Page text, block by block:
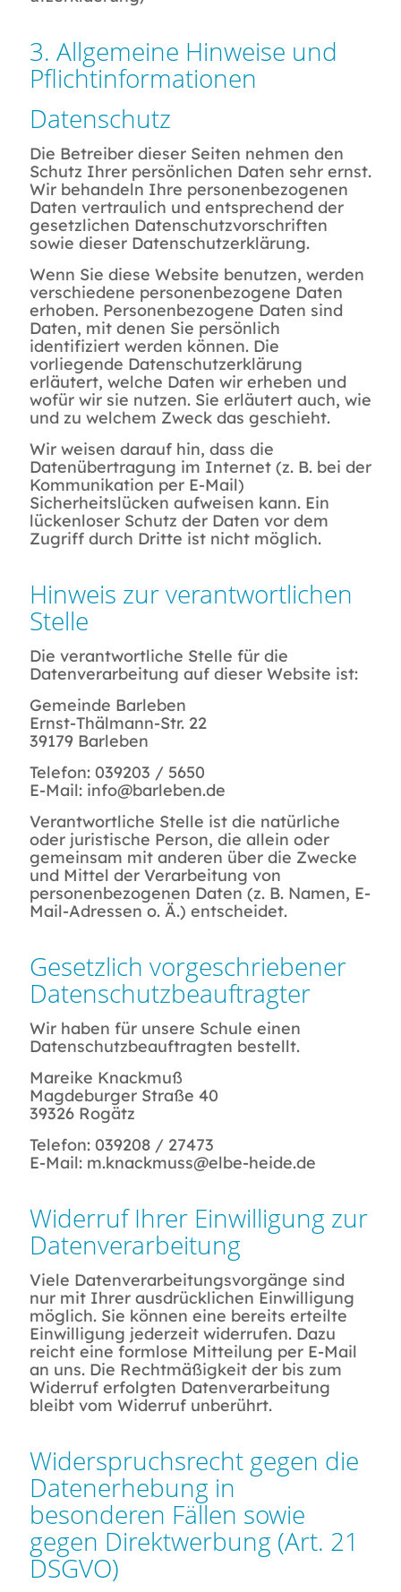
3. Allgemeine Hinweise und
Pflichtinformationen
Datenschutz
Die Betreiber dieser Seiten nehmen den
Schutz Ihrer persönlichen Daten sehr ernst.
Wir behandeln Ihre personenbezogenen
Daten vertraulich und entsprechend der
gesetzlichen Datenschutzvorschriften
sowie dieser Datenschutzerklärung.
Wenn Sie diese Website benutzen, werden
verschiedene personenbezogene Daten
erhoben. Personenbezogene Daten sind
Daten, mit denen Sie persönlich
identifiziert werden können. Die
vorliegende Datenschutzerklärung
erläutert, welche Daten wir erheben und
wofür wir sie nutzen. Sie erläutert auch, wie
und zu welchem Zweck das geschieht.
Wir weisen darauf hin, dass die
Datenübertragung im Internet (z. B. bei der
Kommunikation per E-Mail)
Sicherheitslücken aufweisen kann. Ein
lückenloser Schutz der Daten vor dem
Zugriff durch Dritte ist nicht möglich.
Hinweis zur verantwortlichen
Stelle
Die verantwortliche Stelle für die
Datenverarbeitung auf dieser Website ist:
Gemeinde Barleben
Ernst-Thälmann-Str. 22
39179 Barleben
Telefon: 039203 / 5650
E-Mail: info@barleben.de
Verantwortliche Stelle ist die natürliche
oder juristische Person, die allein oder
gemeinsam mit anderen über die Zwecke
und Mittel der Verarbeitung von
personenbezogenen Daten (z. B. Namen, E-
Mail-Adressen o. Ä.) entscheidet.
Gesetzlich vorgeschriebener
Datenschutzbeauftragter
Wir haben für unsere Schule einen
Datenschutzbeauftragten bestellt.
Mareike Knackmuß
Magdeburger Straße 40
39326 Rogätz
Telefon: 039208 / 27473
E-Mail: m.knackmuss@elbe-heide.de
Widerruf Ihrer Einwilligung zur
Datenverarbeitung
Viele Datenverarbeitungsvorgänge sind
nur mit Ihrer ausdrücklichen Einwilligung
möglich. Sie können eine bereits erteilte
Einwilligung jederzeit widerrufen. Dazu
reicht eine formlose Mitteilung per E-Mail
an uns. Die Rechtmäßigkeit der bis zum
Widerruf erfolgten Datenverarbeitung
bleibt vom Widerruf unberührt.
Widerspruchsrecht gegen die
Datenerhebung in
besonderen Fällen sowie
gegen Direktwerbung (Art. 21
DSGVO)